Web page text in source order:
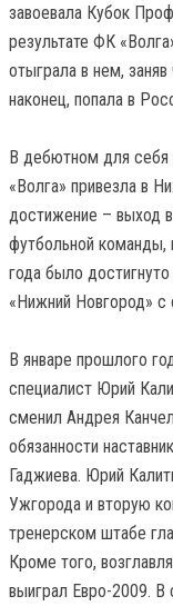
завоевала Кубок
результате ФК
отыграла в нем,
наконец, попала в
В дебютном для
«Волга» привезла в
достижение – выход
футбольной команды,
года было
«Нижний Новгород» с
В январе прошлого
специалист Юрий
сменил Андрея
обязанности
Гаджиева. Юрий
Ужгорода и вторую
тренерском штабе
Кроме того,
выиграл Евро-2009. В